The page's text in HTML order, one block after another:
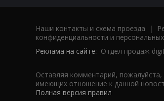
Наши контакты и схема проезда |
конфиденциальности и
Реклама на сайте: Отдел продаж
Оставляя комментарий,
имеющих отношение к данной
Полная версия правил